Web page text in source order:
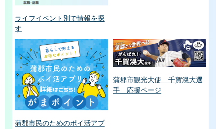
ライフイベント別で情報を探
す
蒲郡市民のためのポイ活アプ
蒲郡市観光大使 千賀滉大選
手 応援ページ